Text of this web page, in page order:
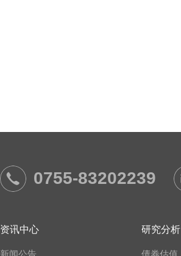
0755-83202239
资讯中心
新闻公告
研究分析
债券估值